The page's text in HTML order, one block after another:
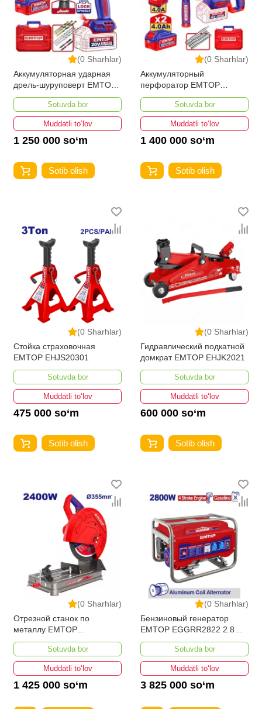
(0 Sharhlar)
Аккумуляторная ударная
дрель-шуруповерт EMTOP
ECIDL208689
Sotuvda bor
Muddatli to‘lov
1 250 000 so‘m
Sotib olish
(0 Sharhlar)
Аккумуляторный
перфоратор EMTOP
ELRH262085
Sotuvda bor
Muddatli to‘lov
1 400 000 so‘m
Sotib olish
(0 Sharhlar)
Стойка страховочная
EMTOP EHJS20301
Sotuvda bor
Muddatli to‘lov
475 000 so‘m
Sotib olish
(0 Sharhlar)
Гидравлический подкатной
домкрат EMTOP EHJK2021
Sotuvda bor
Muddatli to‘lov
600 000 so‘m
Sotib olish
(0 Sharhlar)
Отрезной станок по
металлу EMTOP
ECFS35528
Sotuvda bor
Muddatli to‘lov
1 425 000 so‘m
(0 Sharhlar)
Бензиновый генератор
EMTOP EGGRR2822 2.8
кВт
Sotuvda bor
Muddatli to‘lov
3 825 000 so‘m